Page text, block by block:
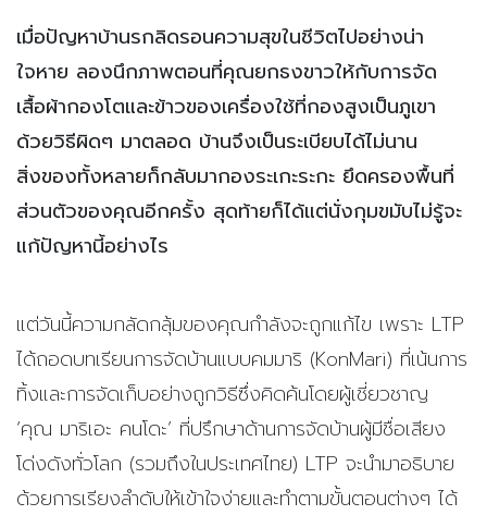
เมื่อปัญหาบ้านรกลิดรอนความสุขในชีวิตไปอย่างน่า
ใจหาย ลองนึกภาพตอนที่คุณยกธงขาวให้กับการจัด
เสื้อผ้ากองโตและข้าวของเครื่องใช้ที่กองสูงเป็นภูเขา
ด้วยวิธีผิดๆ มาตลอด บ้านจึงเป็นระเบียบได้ไม่นาน
สิ่งของทั้งหลายก็กลับมากองระเกะระกะ ยึดครองพื้นที่
ส่วนตัวของคุณอีกครั้ง สุดท้ายก็ได้แต่นั่งกุมขมับไม่รู้จะ
แก้ปัญหานี้อย่างไร
แต่วันนี้ความกลัดกลุ้มของคุณกำลังจะถูกแก้ไข เพราะ LTP
ได้ถอดบทเรียนการจัดบ้านแบบคมมาริ (KonMari) ที่เน้นการ
ทิ้งและการจัดเก็บอย่างถูกวิธีซึ่งคิดค้นโดยผู้เชี่ยวชาญ
‘คุณ มาริเอะ คนโดะ’ ที่ปรึกษาด้านการจัดบ้านผู้มีชื่อเสียง
โด่งดังทั่วโลก (รวมถึงในประเทศไทย) LTP จะนำมาอธิบาย
ด้วยการเรียงลำดับให้เข้าใจง่ายและทำตามขั้นตอนต่างๆ ได้